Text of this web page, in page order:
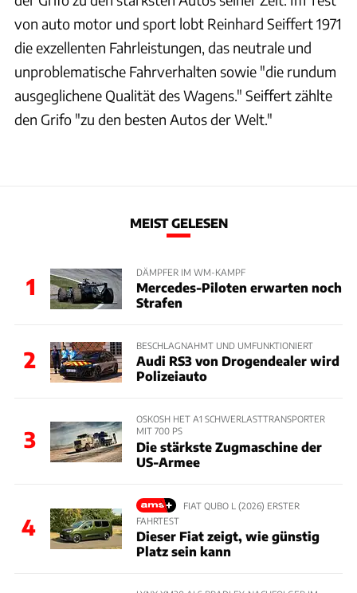
von auto motor und sport lobt Reinhard Seiffert 1971
die exzellenten Fahrleistungen, das neutrale und
unproblematische Fahrverhalten sowie "die rundum
ausgeglichene Qualität des Wagens." Seiffert zählte
den Grifo "zu den besten Autos der Welt."
MEIST GELESEN
1
DÄMPFER IM WM-KAMPF
Mercedes-Piloten erwarten noch
Strafen
2
BESCHLAGNAHMT UND UMFUNKTIONIERT
Audi RS3 von Drogendealer wird
Polizeiauto
3
OSKOSH HET A1 SCHWERLASTTRANSPORTER
MIT 700 PS
Die stärkste Zugmaschine der
US-Armee
4
FIAT QUBO L (2026) ERSTER
FAHRTEST
Dieser Fiat zeigt, wie günstig
Platz sein kann